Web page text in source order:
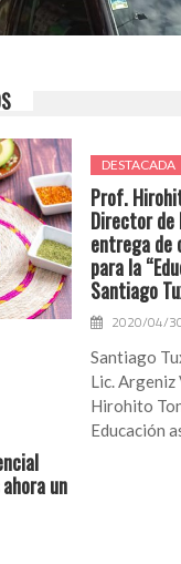
un
DESTACADA
Prof.
Director de
entrega de
para la
Santiago
2020/04/
Santiago
Lic. Argeniz
Hirohito
Educación